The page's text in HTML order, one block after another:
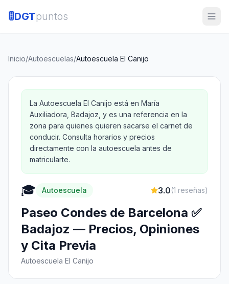
🚦DGTpuntos
Inicio/Autoescuelas/Autoescuela El Canijo
La Autoescuela El Canijo está en María
Auxiliadora, Badajoz, y es una referencia en la
zona para quienes quieren sacarse el carnet de
conducir. Consulta horarios y precios
directamente con la autoescuela antes de
matricularte.
🎓 Autoescuela 3.0(1 reseñas)
Paseo Condes de Barcelona ✅
Badajoz — Precios, Opiniones
y Cita Previa
Autoescuela El Canijo